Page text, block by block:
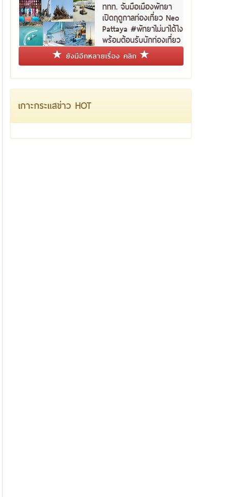
ททท. จับมือเมืองพัทยา
เปิดฤดูกาลท่องเที่ยว Neo
Pattaya #พัทยาไม่มาได้ไง
พร้อมต้อนรับนักท่องเที่ยว
ชาวไทย
ยังมีอีกหลายเรื่อง คลิก
เกาะกระแสข่าว HOT